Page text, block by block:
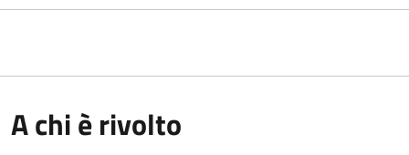
A chi è rivolto